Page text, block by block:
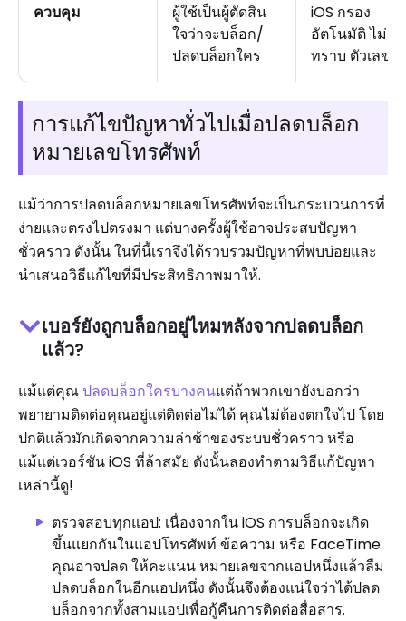
ควบคุม
ผู้ใช้เป็นผู้ตัดสิน
ใจว่าจะบล็อก/
ปลดบล็อกใคร
iOS กรอง
อัตโนมัติ ไม่
ทราบ ตัวเลข
การแก้ไขปัญหาทั่วไปเมื่อปลดบล็อก
หมายเลขโทรศัพท์
แม้ว่าการปลดบล็อกหมายเลขโทรศัพท์จะเป็นกระบวนการที่
ง่ายและตรงไปตรงมา แต่บางครั้งผู้ใช้อาจประสบปัญหา
ชั่วคราว ดังนั้น ในที่นี้เราจึงได้รวบรวมปัญหาที่พบบ่อยและ
นำเสนอวิธีแก้ไขที่มีประสิทธิภาพมาให้.
เบอร์ยังถูกบล็อกอยู่ไหมหลังจากปลดบล็อก
แล้ว?
แม้แต่คุณ ปลดบล็อกใครบางคนแต่ถ้าพวกเขายังบอกว่า
พยายามติดต่อคุณอยู่แต่ติดต่อไม่ได้ คุณไม่ต้องตกใจไป โดย
ปกติแล้วมักเกิดจากความล่าช้าของระบบชั่วคราว หรือ
แม้แต่เวอร์ชัน iOS ที่ล้าสมัย ดังนั้นลองทำตามวิธีแก้ปัญหา
เหล่านี้ดู!
ตรวจสอบทุกแอป: เนื่องจากใน iOS การบล็อกจะเกิด
ขึ้นแยกกันในแอปโทรศัพท์ ข้อความ หรือ FaceTime
คุณอาจปลด ให้คะแนน หมายเลขจากแอปหนึ่งแล้วลืม
ปลดบล็อกในอีกแอปหนึ่ง ดังนั้นจึงต้องแน่ใจว่าได้ปลด
บล็อกจากทั้งสามแอปเพื่อกู้คืนการติดต่อสื่อสาร.